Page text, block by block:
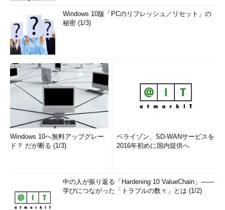
Windows 10版「PCのリフレッシュ／リセット」の
秘密 (1/3)
Windows 10へ無料アップグレー
ド？ だが断る (1/3)
ベライゾン、SD-WANサービスを
2016年初めに国内提供へ
中の人が振り返る「Hardening 10 ValueChain」――
学びにつながった「トラブルの数々」とは (1/2)